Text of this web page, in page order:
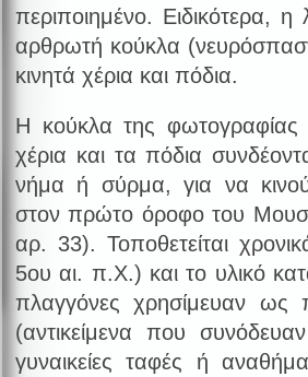
περιποιημένο. Ειδικότερα,
αρθρωτή κούκλα
κινητά χέρια και πόδια.
Η κούκλα της φωτογραφίας
χέρια και τα πόδια
νήμα ή σύρμα, για να
στον πρώτο όροφο του
αρ. 33). Τοποθετείται
5ου αι. π.Χ.) και το υλικό
πλαγγόνες χρησίμευαν ως
(αντικείμενα που
γυναικείες ταφές ή